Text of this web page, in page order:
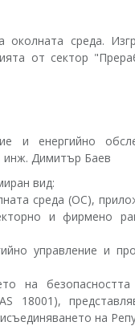
среда.
от сектор
и енергийно
инж. Димитър Баев
вид:
среда (ОС),
и фирмено
управление и
на
18001),
на